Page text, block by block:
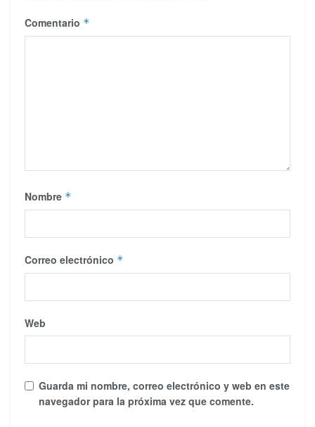
Comentario *
Nombre *
Correo electrónico *
Web
Guarda mi nombre, correo electrónico y web en este
navegador para la próxima vez que comente.